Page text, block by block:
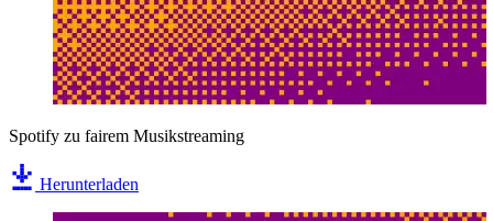
Spotify zu fairem Musikstreaming
Herunterladen